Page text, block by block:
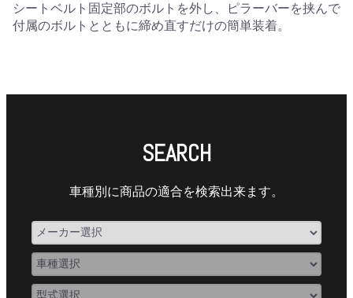
シートベルト固定部のボルトを外し、ピラーバーを挟んで
付属のボルトとともに締め直すだけの簡単装着。
SEARCH
車種別に商品の適合を検索出来ます。